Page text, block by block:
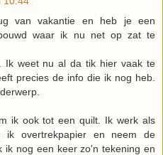
van vakantie en heb je een
waar ik nu net op zat te
Ik weet nu al da tik hier vaak te
precies de info die ik nog heb.
ik ook tot een quilt. Ik werk als
overtrekpapier en neem de
ik nog een keer zo'n tekening en